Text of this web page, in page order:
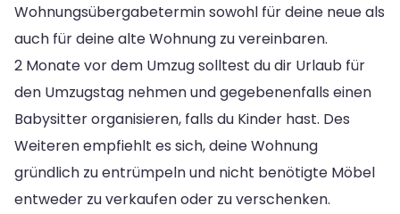
Wohnungsübergabetermin sowohl für deine neue als
auch für deine alte Wohnung zu vereinbaren.
2 Monate vor dem Umzug solltest du dir Urlaub für
den Umzugstag nehmen und gegebenenfalls einen
Babysitter organisieren, falls du Kinder hast. Des
Weiteren empfiehlt es sich, deine Wohnung
gründlich zu entrümpeln und nicht benötigte Möbel
entweder zu verkaufen oder zu verschenken.